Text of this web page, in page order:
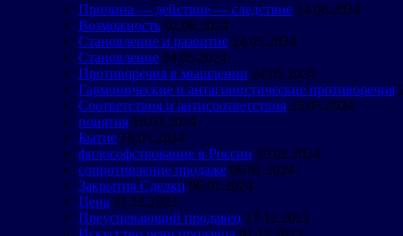
Причина — действие — следствие 14.06.2024
Возможность 02.06.2024
Становление и развитие 24.05.2024
Становление 24.05.2024
Противоречия в мышлении 24.05.2024
Гармонические и антагонистические противоречия
Соответствия и антисоответствия 25.03.2024
понятия 16.03.2024
Бытие 16.03.2024
философствование в России 19.02.2024
сопротивление продаже 06.01.2024
Закрытия Сделки 06.01.2024
Цена 31.12.2023
Преуспевающий продавец 17.12.2023